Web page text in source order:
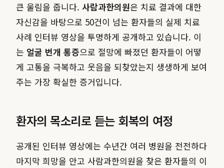
큰 울림을 줍니다. 사람과한의원은 치료 결과에 대한
자신감을 바탕으로 50건이 넘는 환자들의 실제 치료
사례 인터뷰 영상을 투명하게 공개하고 있습니다. 이
는 얼굴 번개 통증으로 절망에 빠졌던 환자들이 어떻
게 고통을 극복하고 웃음을 되찾았는지 생생하게 보여
주는 가장 확실한 증거입니다.
환자의 목소리로 듣는 회복의 여정
공개된 인터뷰 영상에는 수년간 여러 병원을 전전하다
마지막 희망을 안고 사람과한의원을 찾은 환자들의 이